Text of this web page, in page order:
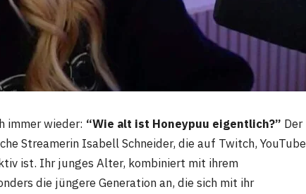
immer wieder: “Wie alt ist Honeypuu eigentlich?” Der
Streamerin Isabell Schneider, die auf Twitch, YouTube
ist. Ihr junges Alter, kombiniert mit ihrem
die jüngere Generation an, die sich mit ihr